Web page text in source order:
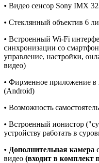
• Видео сенсор Sony IMX
• Стеклянный объектив 6
• Встроенный Wi-Fi
синхронизации со
управление, настройки,
видео)
• Фирменное приложение в
(Android)
• Возможность
• Встроенный ионистор
устройству работать в
• Дополнительная камера
видео (входит в комплект